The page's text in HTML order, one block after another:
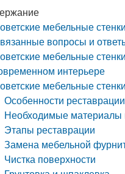
мебельные
вопросы и
мебельные
интерьере
мебельные
Особенности
Необходимые материалы
Этапы реставрации
Замена мебельной
Чистка поверхности